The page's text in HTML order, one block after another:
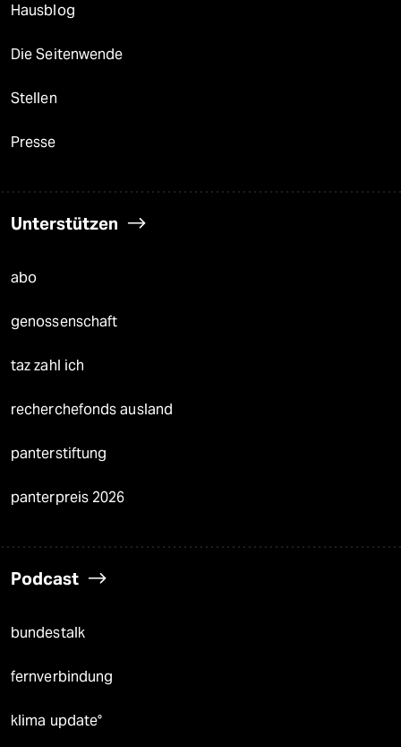
Hausblog
Die Seitenwende
Stellen
Presse
Unterstützen
abo
genossenschaft
taz zahl ich
recherchefonds ausland
panterstiftung
panterpreis 2026
Podcast
bundestalk
fernverbindung
klima update°